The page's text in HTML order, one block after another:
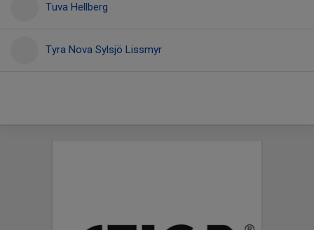
Tuva Hellberg
Tyra Nova Sylsjö Lissmyr